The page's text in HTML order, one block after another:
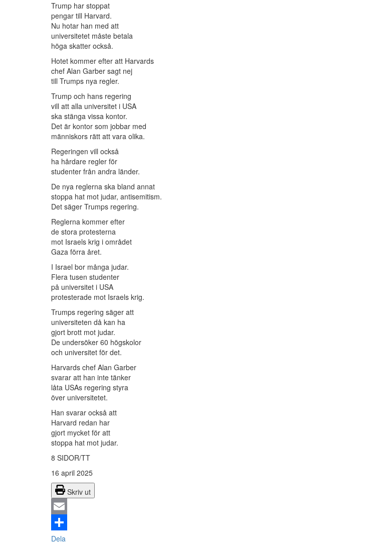
Trump har stoppat
pengar till Harvard.
Nu hotar han med att
universitetet måste betala
höga skatter också.
Hotet kommer efter att Harvards
chef Alan Garber sagt nej
till Trumps nya regler.
Trump och hans regering
vill att alla universitet i USA
ska stänga vissa kontor.
Det är kontor som jobbar med
människors rätt att vara olika.
Regeringen vill också
ha hårdare regler för
studenter från andra länder.
De nya reglerna ska bland annat
stoppa hat mot judar, antisemitism.
Det säger Trumps regering.
Reglerna kommer efter
de stora protesterna
mot Israels krig i området
Gaza förra året.
I Israel bor många judar.
Flera tusen studenter
på universitet i USA
protesterade mot Israels krig.
Trumps regering säger att
universiteten då kan ha
gjort brott mot judar.
De undersöker 60 högskolor
och universitet för det.
Harvards chef Alan Garber
svarar att han inte tänker
låta USAs regering styra
över universitetet.
Han svarar också att
Harvard redan har
gjort mycket för att
stoppa hat mot judar.
8 SIDOR/TT
16 april 2025
Skriv ut
Email
Dela